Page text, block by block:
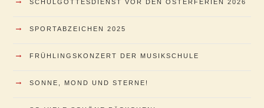
SCHULGOTTESDIENST VOR DEN OSTERFERIEN 2026
→ SPORTABZEICHEN 2025
→ FRÜHLINGSKONZERT DER MUSIKSCHULE
→ SONNE, MOND UND STERNE!